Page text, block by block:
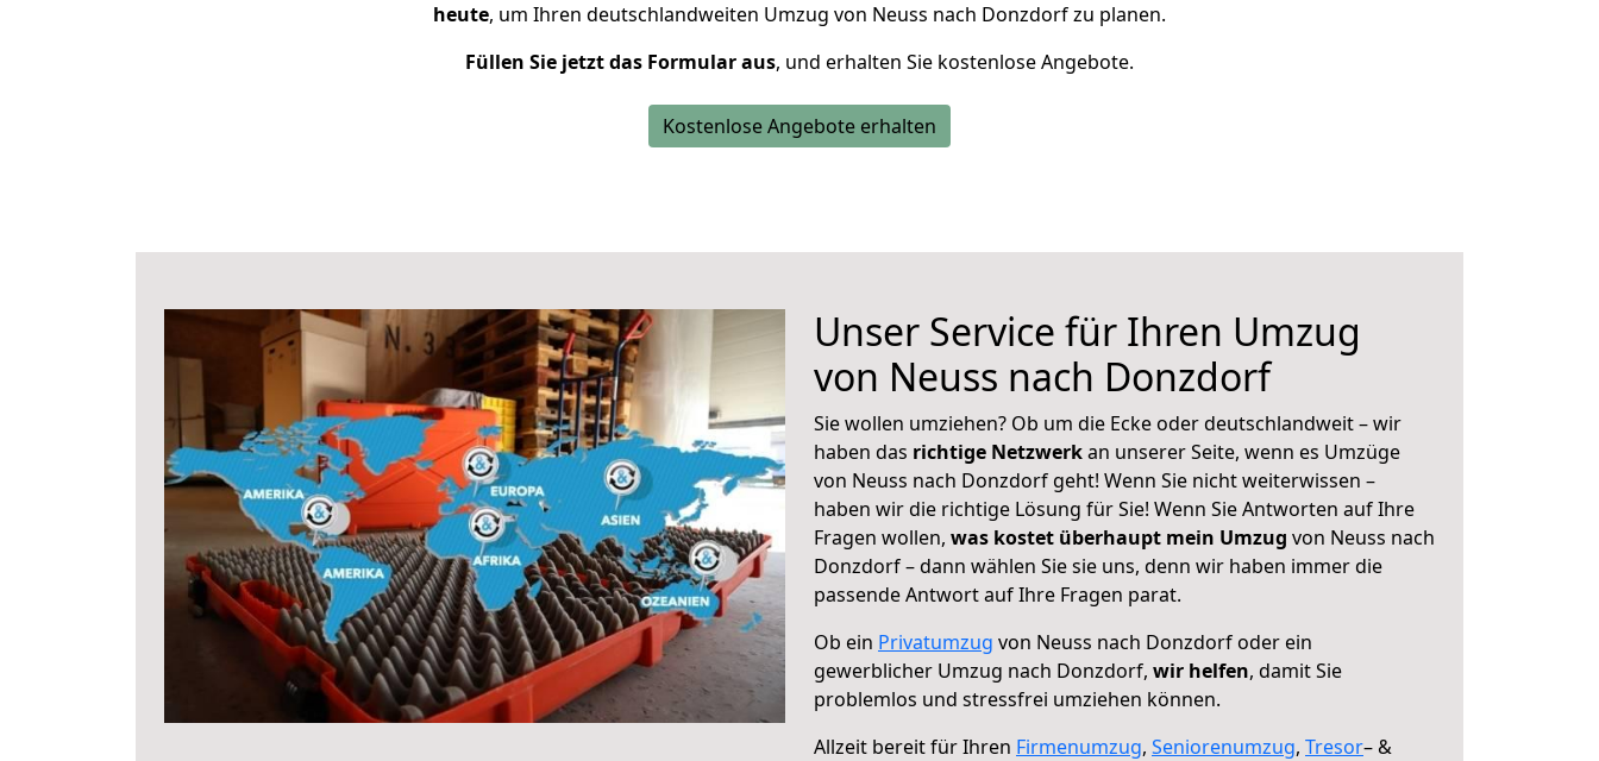
heute, um Ihren deutschlandweiten Umzug von Neuss nach Donzdorf zu planen.
Füllen Sie jetzt das Formular aus, und erhalten Sie kostenlose Angebote.
Kostenlose Angebote erhalten
Unser Service für Ihren Umzug
von Neuss nach Donzdorf
Sie wollen umziehen? Ob um die Ecke oder deutschlandweit – wir
haben das richtige Netzwerkan unserer Seite, wenn es Umzüge
von Neuss nach Donzdorf geht! Wenn Sie nicht weiterwissen –
haben wir die richtige Lösung für Sie! Wenn Sie Antworten auf Ihre
Fragen wollen, was kostet überhaupt mein Umzug von Neuss nach
Donzdorf – dann wählen Sie sie uns, denn wir haben immer die
passende Antwort auf Ihre Fragen parat.
Ob ein Privatumzug von Neuss nach Donzdorf oder ein
gewerblicher Umzug nach Donzdorf, wir helfen, damit Sie
problemlos und stressfrei umziehen können.
Allzeit bereit für Ihren Firmenumzug, Seniorenumzug, Tresor– &